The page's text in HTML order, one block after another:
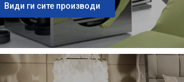
Види ги сите производи